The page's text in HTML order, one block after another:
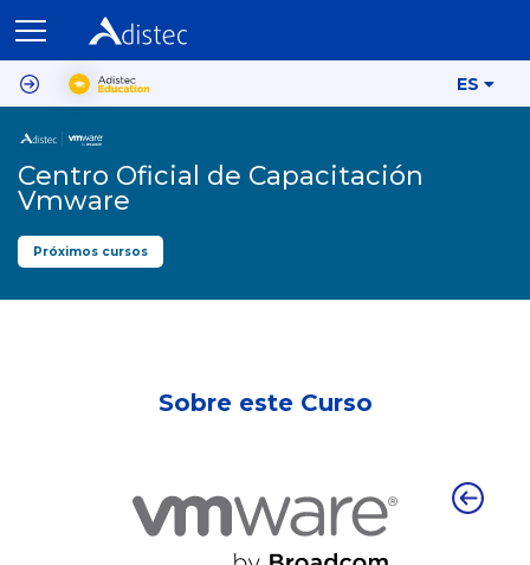
ES
Centro Oficial de Capacitación
Vmware
Próximos cursos
Sobre este Curso